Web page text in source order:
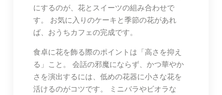
にするのが、花とスイーツの組み合わせで
す。 お気に入りのケーキと季節の花があれ
ば、おうちカフェの完成です。
食卓に花を飾る際のポイントは「高さを抑え
る」こと。 会話の邪魔にならず、かつ華やか
さを演出するには、低めの花器に小さな花を
活けるのがコツです。 ミニバラやビオラな